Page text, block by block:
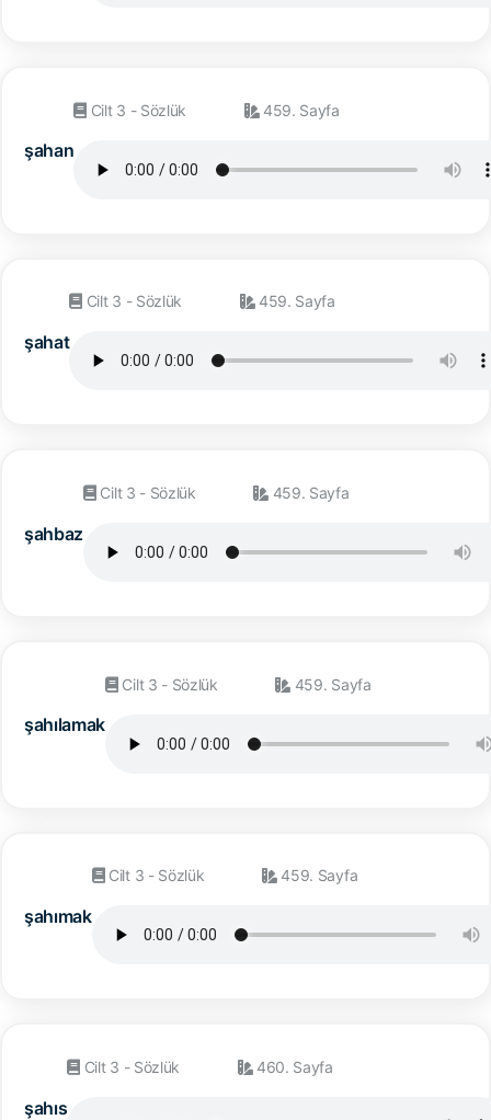
şahan
Cilt 3 - Sözlük 459. Sayfa
şahat
Cilt 3 - Sözlük 459. Sayfa
şahbaz
Cilt 3 - Sözlük 459. Sayfa
şahılamak
Cilt 3 - Sözlük 459. Sayfa
şahımak
Cilt 3 - Sözlük 459. Sayfa
şahıs
Cilt 3 - Sözlük 460. Sayfa